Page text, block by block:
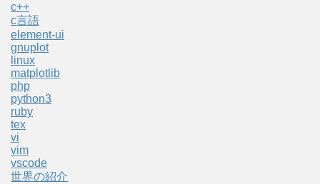
c++
c言語
element-ui
gnuplot
linux
matplotlib
php
python3
ruby
tex
vi
vim
vscode
世界の紹介